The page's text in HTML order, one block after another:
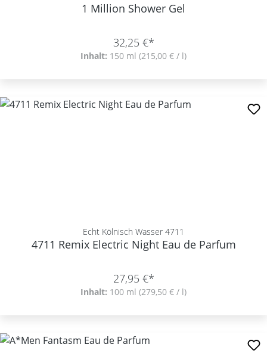
1 Million Shower Gel
32,25 €*
Inhalt: 150 ml (215,00 € / l)
Echt Kölnisch Wasser 4711
4711 Remix Electric Night Eau de Parfum
27,95 €*
Inhalt: 100 ml (279,50 € / l)